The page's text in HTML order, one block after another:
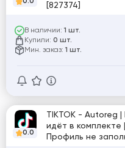
[827374]
В наличии: 1 шт.
Купили: 0 шт.
Мин. заказ: 1 шт.
0.0
TIKTOK - Autoreg
идёт в комплекте
Профиль не